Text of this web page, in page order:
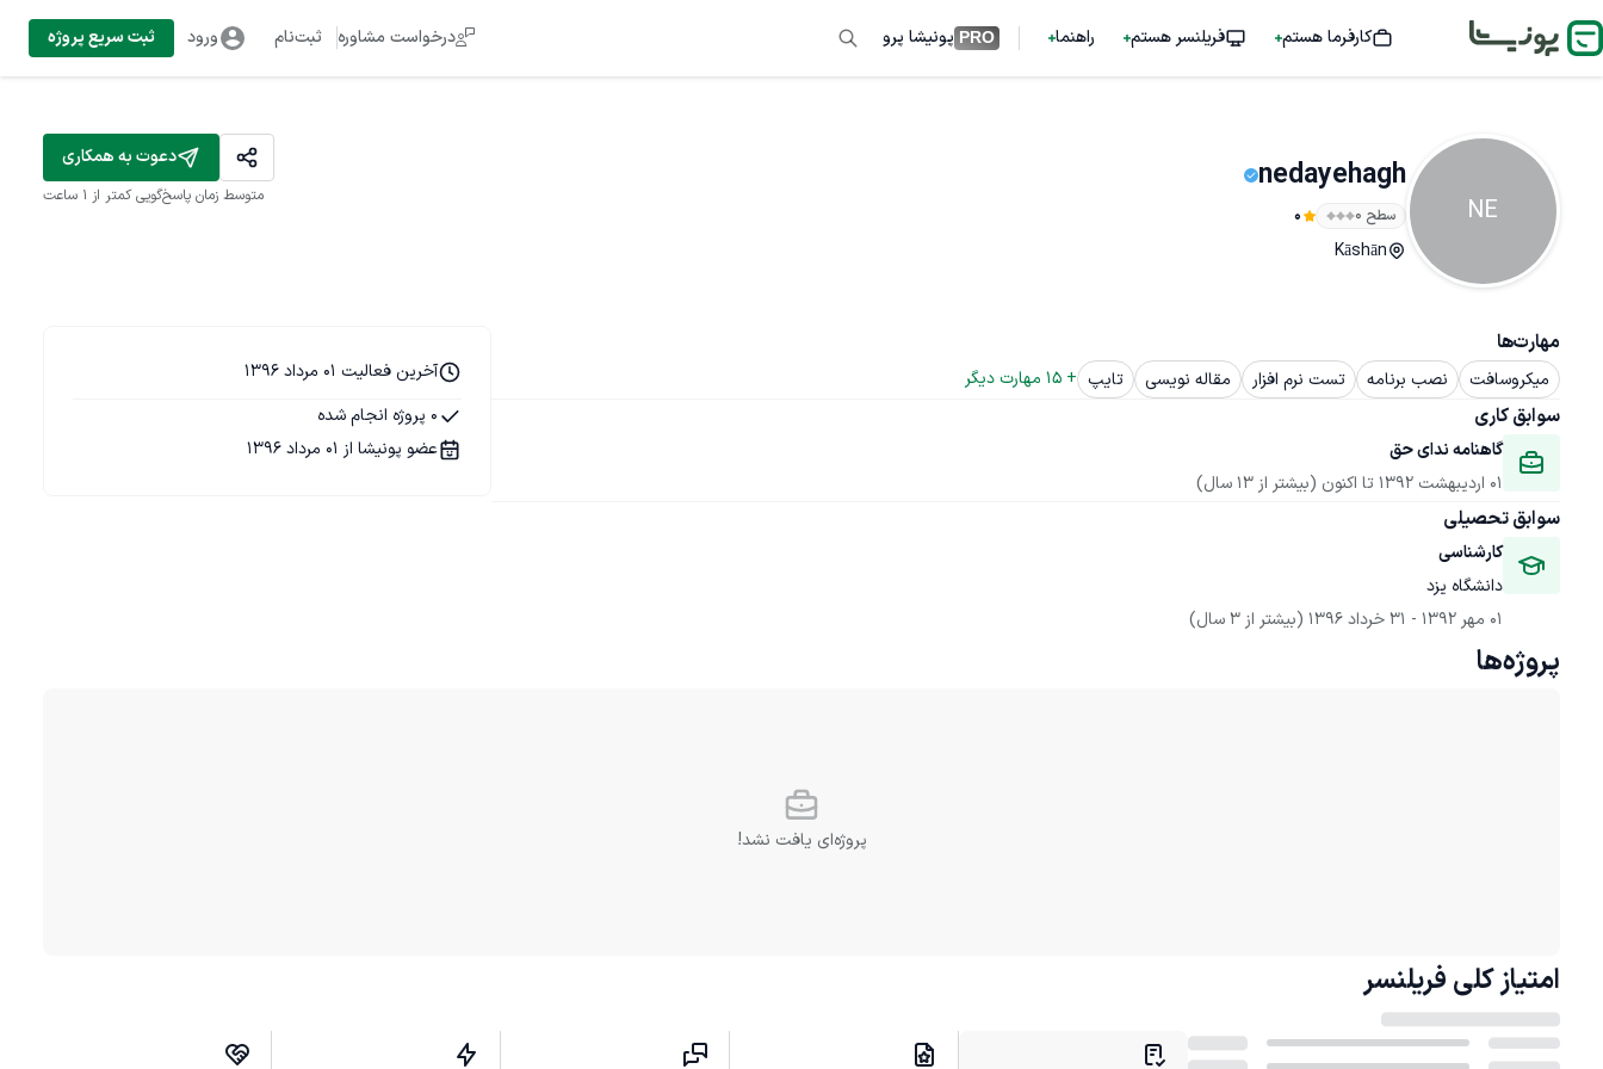
کارفرما هستم فریلنسر هستم راهنما PRO پونیشا پرو درخواست مشاوره ثبت‌نام ورود ثبت سریع پروژه
NE
nedayehagh
سطح ۰ 0
Kāshān
دعوت به همکاری
متوسط زمان پاسخ‌گویی کمتر از 1 ساعت
مهارت‌ها
میکروسافت نصب برنامه تست نرم افزار مقاله نویسی تایپ +
15 مهارت دیگر
سوابق کاری
گاهنامه ندای حق
01 اردیبهشت 1392
تا اکنون (بیشتر از 13 سال)
سوابق تحصیلی
کارشناسی
دانشگاه یزد
01 مهر 1392
- 31 خرداد 1396 (بیشتر از 3 سال)
آخرین فعالیت 01 مرداد 1396
0 پروژه انجام شده
عضو پونیشا از 01 مرداد 1396
پروژه‌ها
پروژه‌ای یافت نشد!
امتیاز کلی فریلنسر